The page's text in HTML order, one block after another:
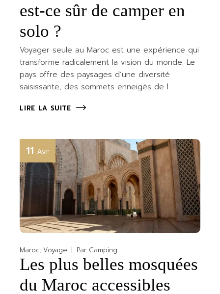
est-ce sûr de camper en
solo ?
Voyager seule au Maroc est une expérience qui
transforme radicalement la vision du monde. Le
pays offre des paysages d’une diversité
saisissante, des sommets enneigés de l
LIRE LA SUITE
11 Avr
Maroc Voyage Par Camping
Les plus belles mosquées
du Maroc accessibles